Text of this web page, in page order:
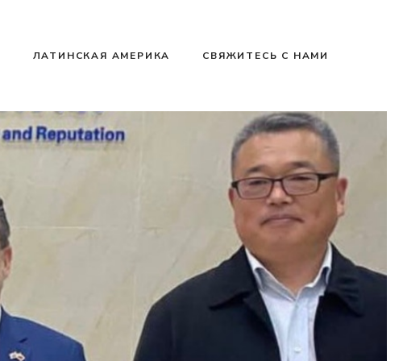
ЛАТИНСКАЯ АМЕРИКА СВЯЖИТЕСЬ С НАМИ